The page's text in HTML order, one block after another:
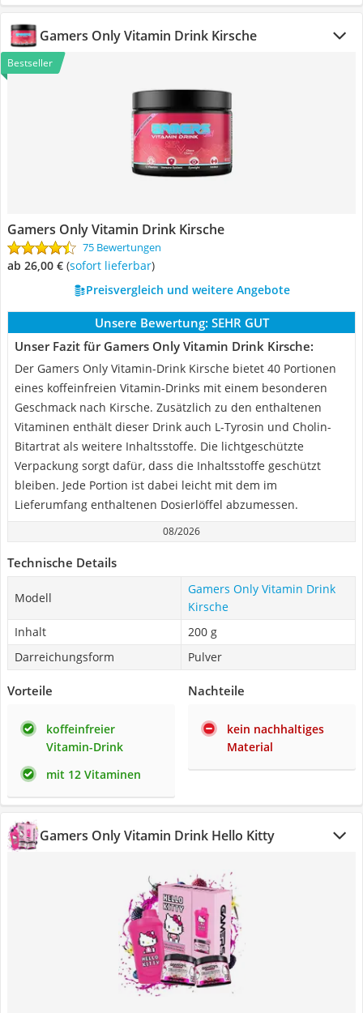
Gamers Only Vitamin Drink Kirsche
Bestseller
Gamers Only Vitamin Drink Kirsche
75 Bewertungen
ab 26,00 € ( Sofort lieferbar)
Preisvergleich und weitere Angebote
Unsere Bewertung: SEHR GUT
Unser Fazit für Gamers Only Vitamin Drink Kirsche:
Der Gamers Only Vitamin-Drink Kirsche bietet 40 Portionen
eines koffeinfreien Vitamin-Drinks mit einem besonderen
Geschmack nach Kirsche. Zusätzlich zu den enthaltenen
Vitaminen enthält dieser Drink auch L-Tyrosin und Cholin-
Bitartrat als weitere Inhaltsstoffe. Die lichtgeschützte
Verpackung sorgt dafür, dass die Inhaltsstoffe geschützt
bleiben. Jede Portion ist dabei leicht mit dem im
Lieferumfang enthaltenen Dosierlöffel abzumessen.
08/2026
Technische Details
Modell
Gamers Only Vitamin Drink
Kirsche
Inhalt
200 g
Darreichungsform
Pulver
Vorteile
koffeinfreier
Vitamin-Drink
mit 12 Vitaminen
Nachteile
kein nachhaltiges
Material
Gamers Only Vitamin Drink Hello Kitty